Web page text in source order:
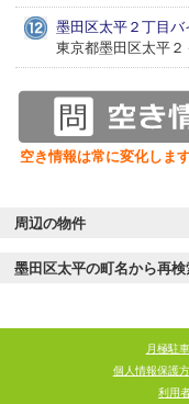
墨田区太平２丁目バ
東京都墨田区太平
空き情報は常に変化しま
周辺の物件
墨田区太平の町名から再検
月極駐
個人情報保護
利用